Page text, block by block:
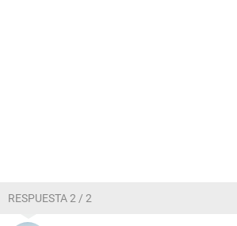
RESPUESTA 2 / 2